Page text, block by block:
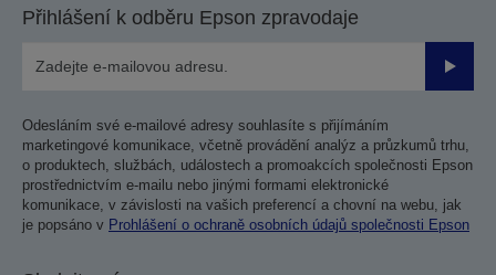
Přihlášení k odběru Epson zpravodaje
Odesláním své e-mailové adresy souhlasíte s přijímáním
marketingové komunikace, včetně provádění analýz a průzkumů trhu,
o produktech, službách, událostech a promoakcích společnosti Epson
prostřednictvím e-mailu nebo jinými formami elektronické
komunikace, v závislosti na vašich preferencí a chovní na webu, jak
je popsáno v Prohlášení o ochraně osobních údajů společnosti Epson